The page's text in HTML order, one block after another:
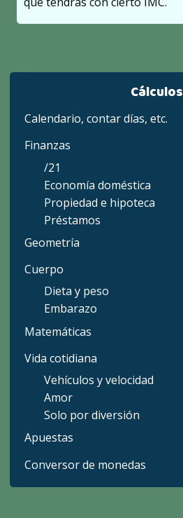
Cálculos
Calendario, contar días, etc.
Finanzas
/21
Economía doméstica
Propiedad e hipoteca
Préstamos
Geometría
Cuerpo
Dieta y peso
Embarazo
Matemáticas
Vida cotidiana
Vehículos y velocidad
Amor
Solo por diversión
Apuestas
Conversor de monedas